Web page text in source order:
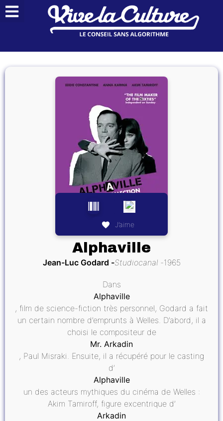
J’aime
Alphaville
Jean-Luc Godard Studiocanal 1965
Dans
Alphaville
, film de science-fiction très personnel, Godard a fait
un certain nombre d’emprunts à Welles. D’abord, il a
choisi le compositeur de
Mr. Arkadin
, Paul Misraki. Ensuite, il a récupéré pour le casting
d’
Alphaville
un des acteurs mythiques du cinéma de Welles :
Akim Tamiroff, figure excentrique d’
Arkadin